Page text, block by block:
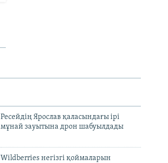
Ресейдің Ярослав қаласындағы ірі
мұнай зауытына дрон шабуылдады
Wildberries негізгі қоймаларын